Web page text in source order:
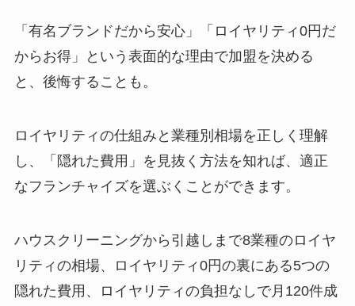
「有名ブランドだから安心」「ロイヤリティ0円だ
からお得」という表面的な理由で加盟を決める
と、後悔することも。
ロイヤリティの仕組みと業種別相場を正しく理解
し、「隠れた費用」を見抜く方法を知れば、適正
なフランチャイズを選ぶくことができます。
ハウスクリーニングから引越しまで8業種のロイヤ
リティの相場、ロイヤリティ0円の裏にある5つの
隠れた費用、ロイヤリティの負担なしで月120件成